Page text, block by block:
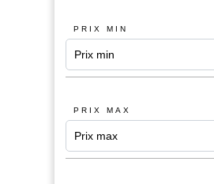
PRIX MIN
PRIX MAX